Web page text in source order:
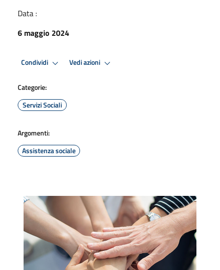
Data :
6 maggio 2024
Condividi Vedi azioni
Categorie:
Servizi Sociali
Argomenti:
Assistenza sociale